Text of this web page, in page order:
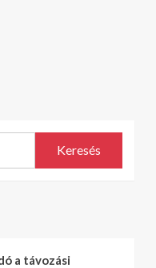
Keresés
a távozási